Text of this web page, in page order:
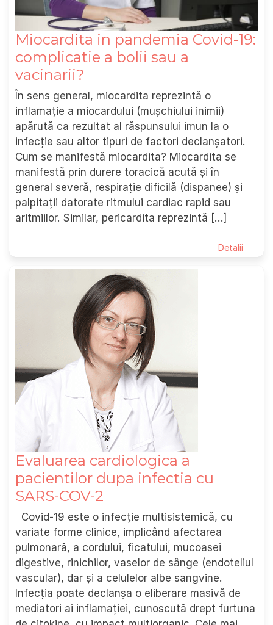
Miocardita in pandemia Covid-19:
complicatie a bolii sau a
vacinarii?
În sens general, miocardita reprezintă o
inflamație a miocardului (mușchiului inimii)
apărută ca rezultat al răspunsului imun la o
infecție sau altor tipuri de factori declanșatori.
Cum se manifestă miocardita? Miocardita se
manifestă prin durere toracică acută și în
general severă, respirație dificilă (dispanee) și
palpitații datorate ritmului cardiac rapid sau
aritmiilor. Similar, pericardita reprezintă […]
Detalii
Evaluarea cardiologica a
pacientilor dupa infectia cu
SARS-COV-2
Covid-19 este o infecție multisistemică, cu
variate forme clinice, implicând afectarea
pulmonară, a cordului, ficatului, mucoasei
digestive, rinichilor, vaselor de sânge (endoteliul
vascular), dar și a celulelor albe sangvine.
Infecția poate declanșa o eliberare masivă de
mediatori ai inflamației, cunoscută drept furtuna